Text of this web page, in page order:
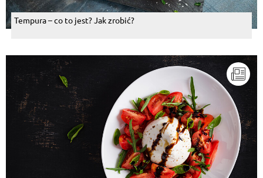
Tempura – co to jest? Jak zrobić?